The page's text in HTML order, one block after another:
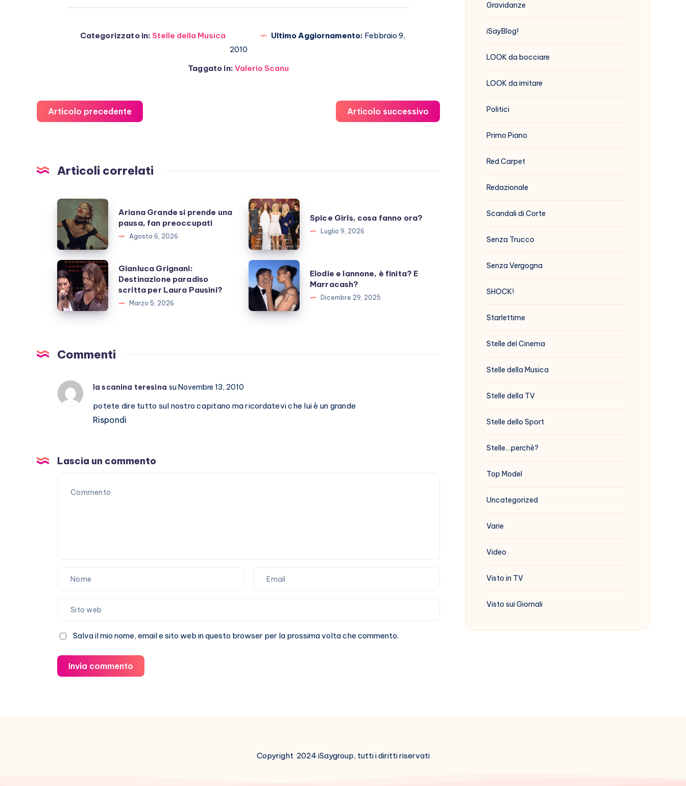
Categorizzato in: Stelle della Musica Ultimo Aggiornamento: Febbraio 9,
2010
Taggato in: Valerio Scanu
Articolo precedente Articolo successivo
Articoli correlati
Ariana
Grande
prende
una
pausa,
fan
preoccupati
Ariana Grande si prende una
pausa, fan preoccupati
Agosto 6, 2026
Spice
Girls,
cosa
fanno
ora?
Spice Girls, cosa fanno ora?
Luglio 9, 2026
Gianluca
Grignani:
Destinazione
paradiso
Laura
Gianluca Grignani:
Destinazione paradiso
scritta per Laura Pausini?
Marzo 5, 2026
Elodie
e
Iannone,
è
Marracash?
Elodie e Iannone, è finita? E
Marracash?
Dicembre 29, 2025
Commenti
la scanina teresina su Novembre 13, 2010
potete dire tutto sul nostro capitano ma ricordatevi che lui è un grande
Rispondi
Lascia un commento
Salva il mio nome, email e sito web in questo browser per la prossima volta che commento.
Invia commento
Gravidanze
iSayBlog!
LOOK da bocciare
LOOK da imitare
Politici
Primo Piano
Red Carpet
Redazionale
Scandali di Corte
Senza Trucco
Senza Vergogna
SHOCK!
Starlettime
Stelle del Cinema
Stelle della Musica
Stelle della TV
Stelle dello Sport
Stelle…perchè?
Top Model
Uncategorized
Varie
Video
Visto in TV
Visto sui Giornali
Copyright 2024 iSaygroup, tutti i diritti riservati